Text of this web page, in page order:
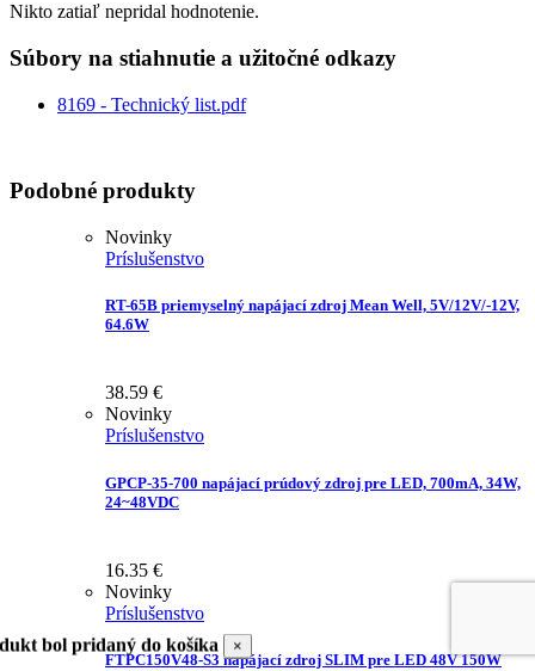
Nikto zatiaľ nepridal hodnotenie.
Súbory na stiahnutie a užitočné odkazy
8169 - Technický list.pdf
Podobné produkty
Novinky
Príslušenstvo
RT-65B priemyselný napájací zdroj Mean Well, 5V/12V/-12V,
64.6W
38.59 €
Novinky
Príslušenstvo
GPCP-35-700 napájací prúdový zdroj pre LED, 700mA, 34W,
24~48VDC
16.35 €
Novinky
Príslušenstvo
FTPC150V48-S3 napájací zdroj SLIM pre LED 48V 150W
bol pridaný do košíka ×